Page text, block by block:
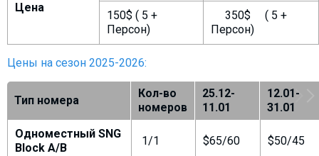
Цена
150$ ( 5 +
Персон)
350$ ( 5 +
Персон)
Цены на сезон 2025-2026:
Тип номера
Кол-во
номеров
25.12-
11.01
12.01-
31.01
Одноместный SNG
Block A/B
1/1 $65/60 $50/45